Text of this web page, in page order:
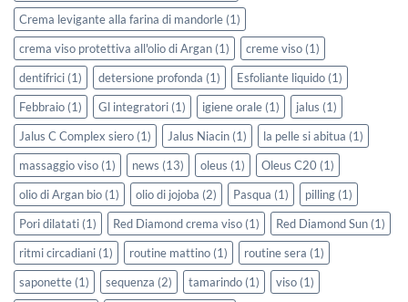
Crema levigante alla farina di mandorle (1)
crema viso protettiva all'olio di Argan (1) creme viso (1)
dentifrici (1) detersione profonda (1) Esfoliante liquido (1)
Febbraio (1) Gl integratori (1) igiene orale (1) jalus (1)
Jalus C Complex siero (1) Jalus Niacin (1) la pelle si abitua (1)
massaggio viso (1) news (13) oleus (1) Oleus C20 (1)
olio di Argan bio (1) olio di jojoba (2) Pasqua (1) pilling (1)
Pori dilatati (1) Red Diamond crema viso (1) Red Diamond Sun (1)
ritmi circadiani (1) routine mattino (1) routine sera (1)
saponette (1) sequenza (2) tamarindo (1) viso (1)